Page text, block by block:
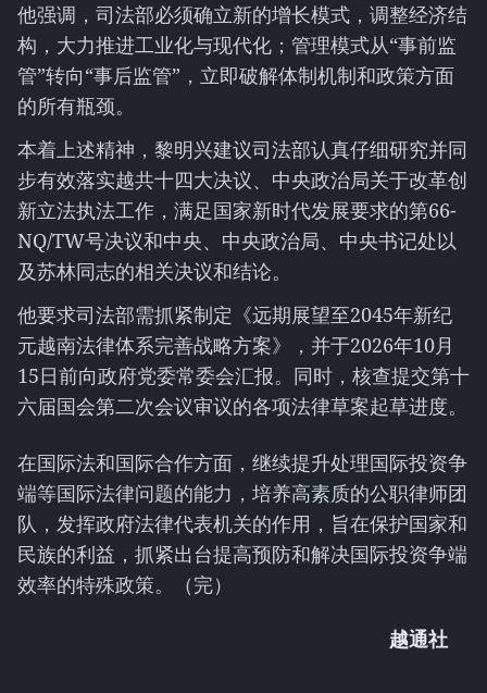
他强调，司法部必须确立新的增长模式，调整经济结
构，大力推进工业化与现代化；管理模式从“事前监
管”转向“事后监管”，立即破解体制机制和政策方面
的所有瓶颈。
本着上述精神，黎明兴建议司法部认真仔细研究并同
步有效落实越共十四大决议、中央政治局关于改革创
新立法执法工作，满足国家新时代发展要求的第66-
NQ/TW号决议和中央、中央政治局、中央书记处以
及苏林同志的相关决议和结论。
他要求司法部需抓紧制定《远期展望至2045年新纪
元越南法律体系完善战略方案》，并于2026年10月
15日前向政府党委常委会汇报。同时，核查提交第十
六届国会第二次会议审议的各项法律草案起草进度。
在国际法和国际合作方面，继续提升处理国际投资争
端等国际法律问题的能力，培养高素质的公职律师团
队，发挥政府法律代表机关的作用，旨在保护国家和
民族的利益，抓紧出台提高预防和解决国际投资争端
效率的特殊政策。（完）
越通社